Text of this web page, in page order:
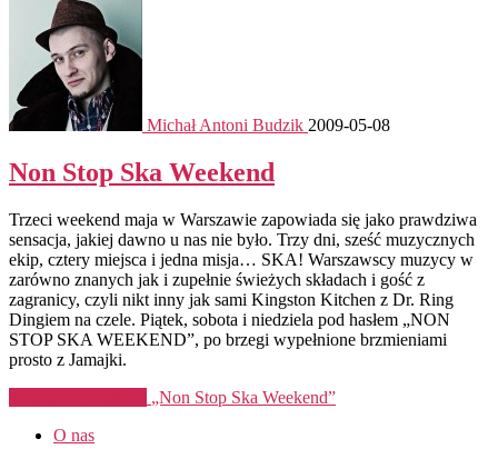
Michał Antoni Budzik 2009-05-08
Non Stop Ska Weekend
Trzeci weekend maja w Warszawie zapowiada się jako prawdziwa
sensacja, jakiej dawno u nas nie było. Trzy dni, sześć muzycznych
ekip, cztery miejsca i jedna misja… SKA! Warszawscy muzycy w
zarówno znanych jak i zupełnie świeżych składach i gość z
zagranicy, czyli nikt inny jak sami Kingston Kitchen z Dr. Ring
Dingiem na czele. Piątek, sobota i niedziela pod hasłem „NON
STOP SKA WEEKEND”, po brzegi wypełnione brzmieniami
prosto z Jamajki.
„Non Stop Ska Weekend”
O nas